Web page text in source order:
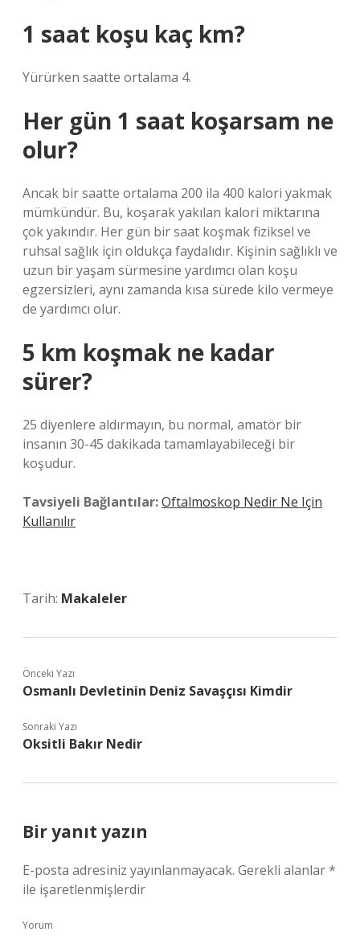
1 saat koşu kaç km?
Yürürken saatte ortalama 4.
Her gün 1 saat koşarsam ne
olur?
Ancak bir saatte ortalama 200 ila 400 kalori yakmak
mümkündür. Bu, koşarak yakılan kalori miktarına
çok yakındır. Her gün bir saat koşmak fiziksel ve
ruhsal sağlık için oldukça faydalıdır. Kişinin sağlıklı ve
uzun bir yaşam sürmesine yardımcı olan koşu
egzersizleri, aynı zamanda kısa sürede kilo vermeye
de yardımcı olur.
5 km koşmak ne kadar
sürer?
25 diyenlere aldırmayın, bu normal, amatör bir
insanın 30-45 dakikada tamamlayabileceği bir
koşudur.
Tavsiyeli Bağlantılar:Oftalmoskop Nedir Ne Için
Kullanılır
Tarih: Makaleler
Önceki Yazı
Osmanlı Devletinin Deniz Savaşçısı Kimdir
Sonraki Yazı
Oksitli Bakır Nedir
Bir yanıt yazın
E-posta adresiniz yayınlanmayacak. Gerekli alanlar*
ile işaretlenmişlerdir
Yorum